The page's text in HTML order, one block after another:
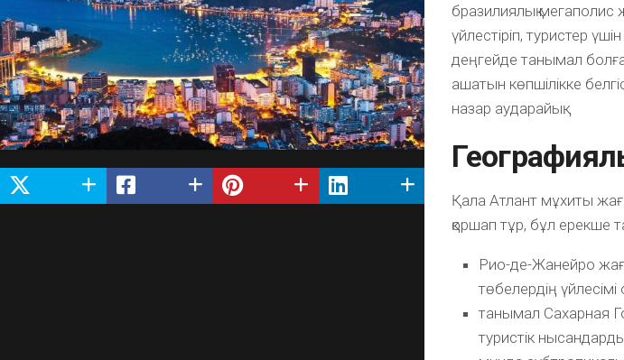
бразилиялық мегаполис
үйлестіріп, туристер
деңгейде танымал
ашатын көпшілікке
назар аударайық.
Қала Атлант мұхиты
қоршап тұр, бұл ерекше
Рио-де-Жанейро
төбелердің үйлесімі
танымал Сахарная
туристік